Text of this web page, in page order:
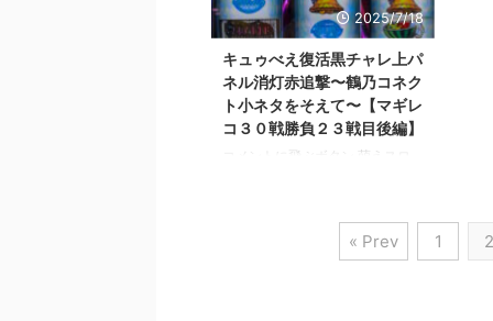
トーリー順設定示唆まとめ みた
まボーナスからのラッシュ当選率
と、黒江チャレンジ成功以外から
のエピソードボーナスのキャラ選
択率とか出てました。 今週出た
解析情報は下記です。 ・ステー
ジチェンジの強アイキャッチのキ
2025/7/18
キュゥべえ復活黒チャレ上パ
ネル消灯赤追撃〜鶴乃コネク
ト小ネタをそえて〜【マギレ
コ３０戦勝負２３戦目後編】
コメントに飛ぶボタン 萌えスロ
マギレコの新しい解析でました
ね！！ 一番の目玉はやっぱりス
トーリー順の示唆ですね。 前回
« Prev 1 2